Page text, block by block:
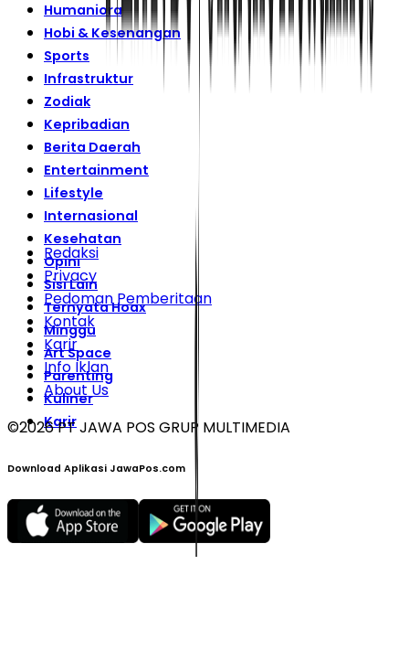
Humaniora
Hobi & Kesenangan
Sports
Infrastruktur
Zodiak
Kepribadian
Berita Daerah
Entertainment
Lifestyle
Internasional
Kesehatan
Opini
Sisi Lain
Ternyata Hoax
Minggu
Art Space
Parenting
Kuliner
Karir
Redaksi
Privacy
Pedoman Pemberitaan
Kontak
Karir
Info Iklan
About Us
©2026PT JAWA POS GRUP MULTIMEDIA
Download Aplikasi JawaPos.com